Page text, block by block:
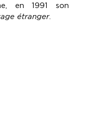
en 1991 son
étranger.